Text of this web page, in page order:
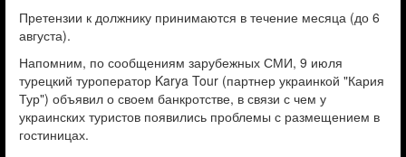
Претензии к должнику принимаются в течение месяца (до 6
августа).
Напомним, по сообщениям зарубежных СМИ, 9 июля
турецкий туроператор Karya Tour (партнер украинкой "Кария
Тур") объявил о своем банкротстве, в связи с чем у
украинских туристов появились проблемы с размещением в
гостиницах.